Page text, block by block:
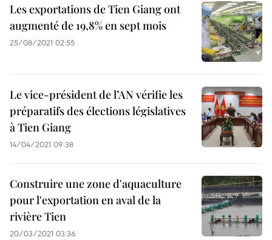
Les exportations de Tien Giang ont
augmenté de 19,8% en sept mois
25/08/2021 02:55
Le vice-président de l’AN vérifie les
préparatifs des élections législatives
à Tien Giang
14/04/2021 09:38
Construire une zone d'aquaculture
pour l'exportation en aval de la
rivière Tien
20/03/2021 03:36